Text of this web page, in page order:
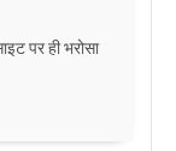
पर ही भरोसा